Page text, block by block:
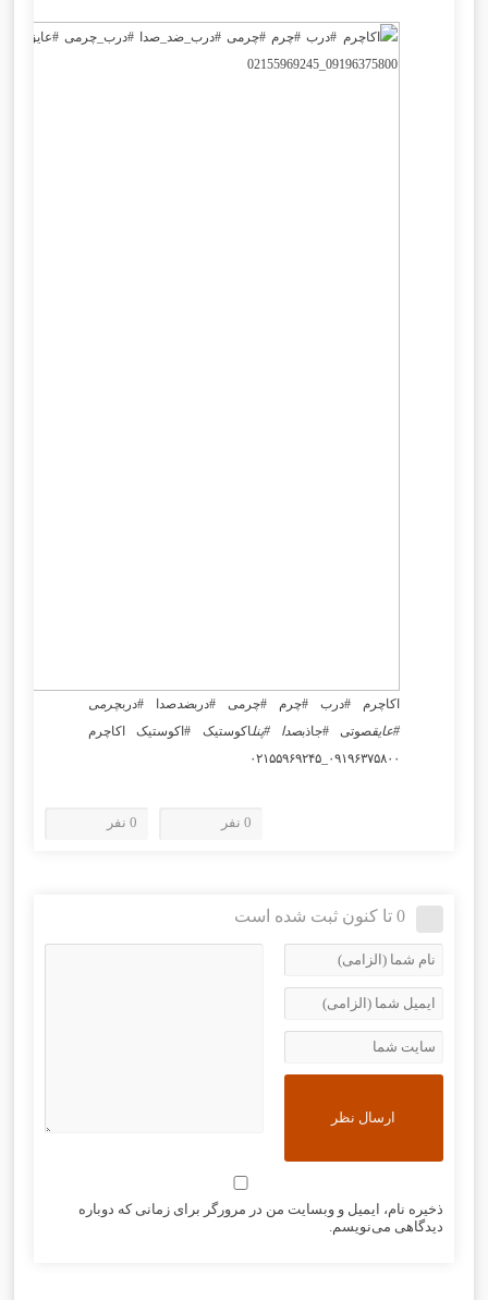
اکاچرم #درب #چرم #چرمی #دربضدصدا #دربچرمی
#عایقصوتی #جاذبصدا #پنلاکوستیک #اکوستیک اکاچرم
۰۹۱۹۶۳۷۵۸۰۰_۰۲۱۵۵۹۶۹۲۴۵
0 نفر 0 نفر
0 تا کنون ثبت شده است
ذخیره نام، ایمیل و وبسایت من در مرورگر برای زمانی که دوباره
دیدگاهی می‌نویسم.